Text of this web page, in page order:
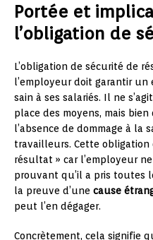
Portée et
l’obligation de
L’obligation de sécurité de
l’employeur doit garantir
sain à ses salariés. Il ne
place des moyens, mais
l’absence de dommage à la
travailleurs. Cette obligation
résultat » car l’employeur
prouvant qu’il a pris toutes
la preuve d’une cause
peut l’en dégager.
Concrètement, cela signifie